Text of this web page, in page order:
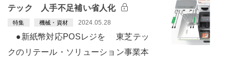
テック 人手不足補い省人化
特集 機械・資材 2024.05.28
●新紙幣対応POSレジを 東芝テッ
クのリテール・ソリューション事業本